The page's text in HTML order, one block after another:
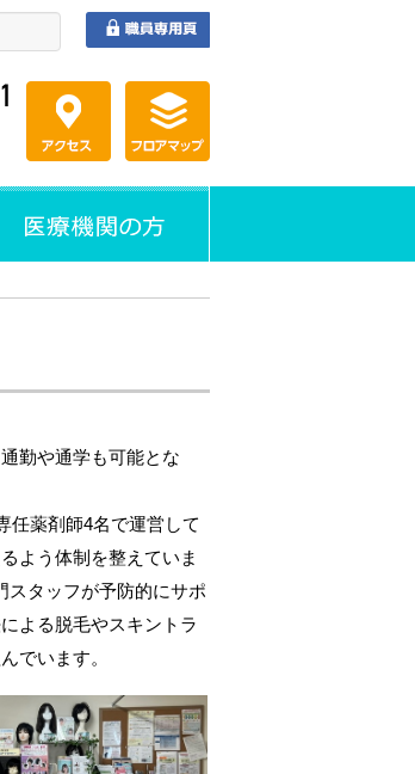
勤や通学も可能とな
任薬剤師4名で運営して
よう体制を整えていま
スタッフが予防的にサポ
よる脱毛やスキントラ
でいます。